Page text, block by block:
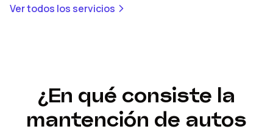
Ver todos los servicios
¿En qué consiste la
mantención de autos